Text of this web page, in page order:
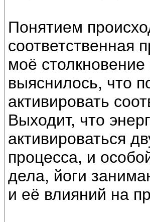
Понятием
соответственная
моё
выяснилось, что
активировать
Выходит, что
активироваться
процесса, и
дела, йоги
и её влияний на